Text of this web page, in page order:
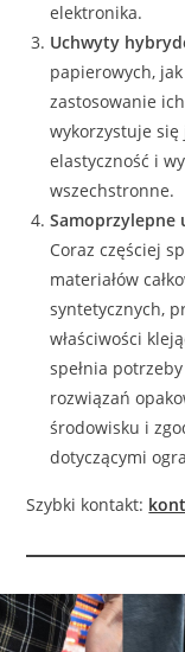
elektronika.
Uchwyty
papierowych,
zastosowanie
wykorzystuje
elastyczność i
wszechstronne.
Samoprzylepne
Coraz częściej
materiałów
syntetycznych,
właściwości
spełnia
rozwiązań
środowisku i
dotyczącymi
Szybki kontakt: